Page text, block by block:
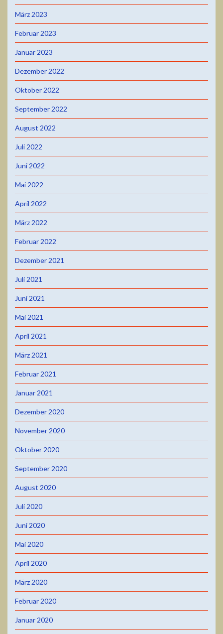
März 2023
Februar 2023
Januar 2023
Dezember 2022
Oktober 2022
September 2022
August 2022
Juli 2022
Juni 2022
Mai 2022
April 2022
März 2022
Februar 2022
Dezember 2021
Juli 2021
Juni 2021
Mai 2021
April 2021
März 2021
Februar 2021
Januar 2021
Dezember 2020
November 2020
Oktober 2020
September 2020
August 2020
Juli 2020
Juni 2020
Mai 2020
April 2020
März 2020
Februar 2020
Januar 2020